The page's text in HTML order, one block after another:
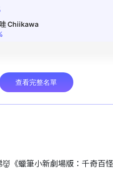
👹《蠟筆小新劇場版：千奇百